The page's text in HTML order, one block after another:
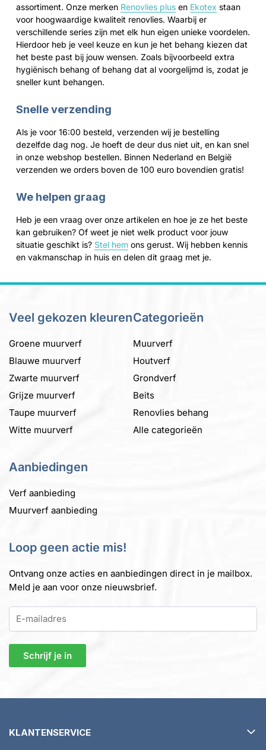
assortiment. Onze merken Renovlies plus en Ekotex staan
voor hoogwaardige kwaliteit renovlies. Waarbij er
verschillende series zijn met elk hun eigen unieke voordelen.
Hierdoor heb je veel keuze en kun je het behang kiezen dat
het beste past bij jouw wensen. Zoals bijvoorbeeld extra
hygiënisch behang of behang dat al voorgelijmd is, zodat je
sneller kunt behangen.
Snelle verzending
Als je voor 16:00 besteld, verzenden wij je bestelling
dezelfde dag nog. Je hoeft de deur dus niet uit, en kan snel
in onze webshop bestellen. Binnen Nederland en België
verzenden we orders boven de 100 euro bovendien gratis!
We helpen graag
Heb je een vraag over onze artikelen en hoe je ze het beste
kan gebruiken? Of weet je niet welk product voor jouw
situatie geschikt is? Stel hem ons gerust. Wij hebben kennis
en vakmanschap in huis en delen dit graag met je.
Veel gekozen kleuren
Groene muurverf
Blauwe muurverf
Zwarte muurverf
Grijze muurverf
Taupe muurverf
Witte muurverf
Categorieën
Muurverf
Houtverf
Grondverf
Beits
Renovlies behang
Alle categorieën
Aanbiedingen
Verf aanbieding
Muurverf aanbieding
Loop geen actie mis!
Ontvang onze acties en aanbiedingen direct in je mailbox.
Meld je aan voor onze nieuwsbrief.
KLANTENSERVICE